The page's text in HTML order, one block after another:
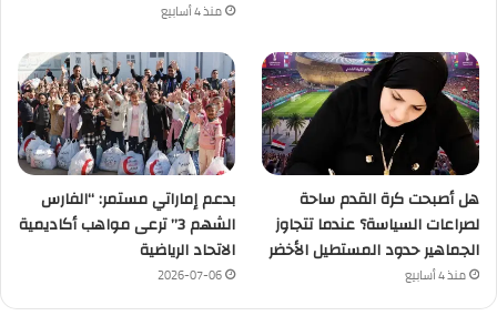
منذ 4 أسابيع
هل أصبحت كرة القدم ساحة
لصراعات السياسة؟ عندما تتجاوز
الجماهير حدود المستطيل الأخضر
منذ 4 أسابيع
بدعم إماراتي مستمر: “الفارس
الشهم 3” ترعى مواهب أكاديمية
الاتحاد الرياضية
2026-07-06